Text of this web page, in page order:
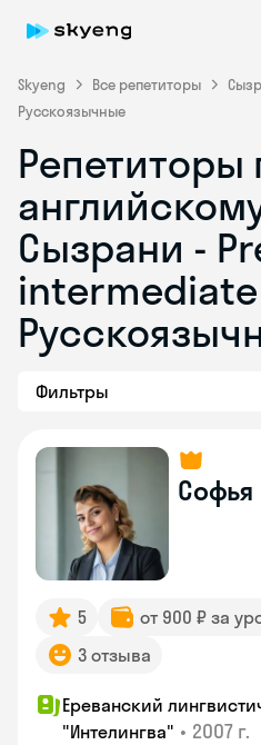
Skyeng Все репетиторы
Русскоязычные
Репетиторы
Сызрани -
Фильтры
Софья
5 от 900 ₽ за
3 отзыва
Ереванский
"Интелингва" • 2007 г.
Skyeng Chat